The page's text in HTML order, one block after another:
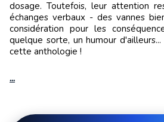
dosage. Toutefois, leur attention
échanges verbaux - des vannes
considération pour les
quelque sorte, un humour
cette anthologie !
...